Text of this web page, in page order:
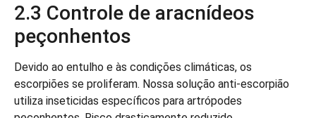
2.3 Controle de aracnídeos
peçonhentos
Devido ao entulho e às condições climáticas, os
escorpiões se proliferam. Nossa solução anti-escorpião
utiliza inseticidas específicos para artrópodes